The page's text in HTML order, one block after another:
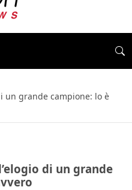
un grande campione: lo è
di un grande